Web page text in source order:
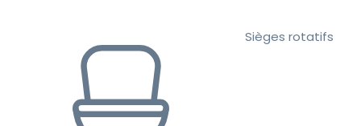
Sièges rotatifs